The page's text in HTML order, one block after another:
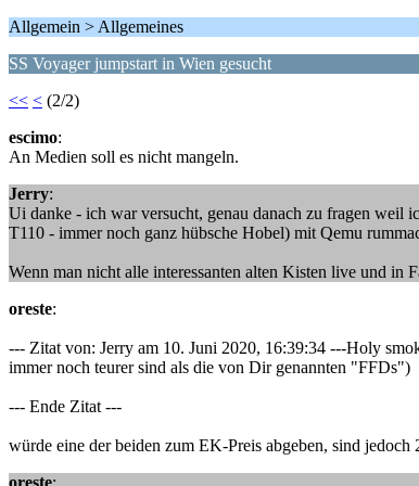
Allgemein > Allgemeines
SS Voyager jumpstart in Wien gesucht
<< < (2/2)
escimo:
An Medien soll es nicht mangeln.
Jerry:
Ui danke - ich war versucht, genau danach zu fragen weil
T110 - immer noch ganz hübsche Hobel) mit Qemu
Wenn man nicht alle interessanten alten Kisten live und in
oreste:
--- Zitat von: Jerry am 10. Juni 2020, 16:39:34 ---Holy
immer noch teurer sind als die von Dir genannten "FFDs")
--- Ende Zitat ---
würde eine der beiden zum EK-Preis abgeben, sind
oreste: